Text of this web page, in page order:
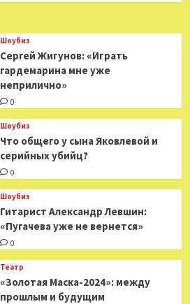
Шоубиз
Сергей Жигунов: «Играть
гардемарина мне уже
неприлично»
0
Шоубиз
Что общего у сына Яковлевой и
серийных убийц?
0
Шоубиз
Гитарист Александр Левшин:
«Пугачева уже не вернется»
0
Театр
«Золотая Маска-2024»: между
прошлым и будущим